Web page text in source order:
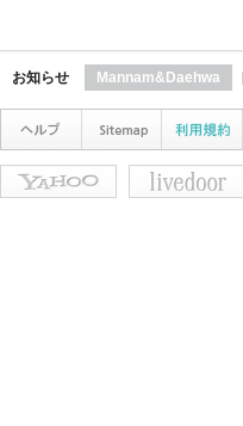
お知らせ Mannam&Daehwa